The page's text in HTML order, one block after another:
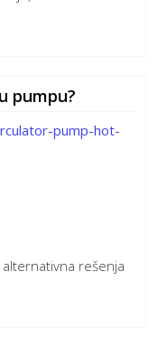
pumpu?
rešenja